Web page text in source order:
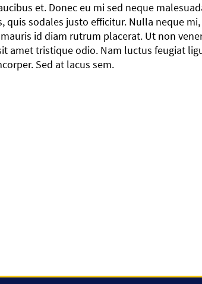
et. Donec eu mi sed neque
sodales justo efficitur. Nulla neque
id diam rutrum placerat. Ut non
amet tristique odio. Nam luctus feugiat
Sed at lacus sem.